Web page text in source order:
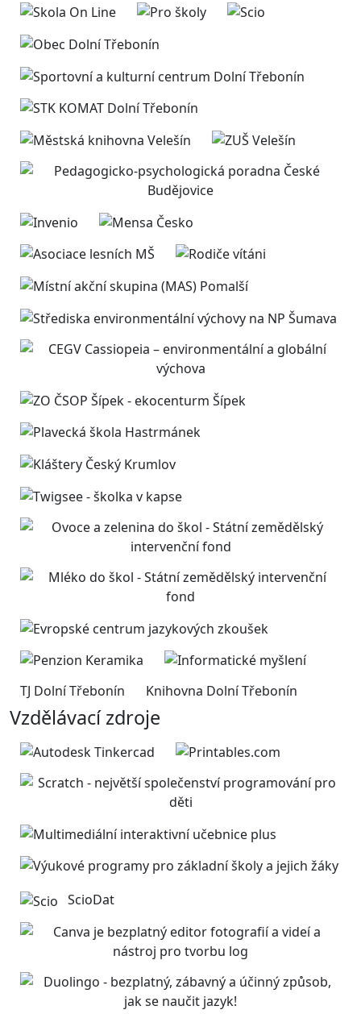
TJ Dolní Třebonín Knihovna Dolní Třebonín
Vzdělávací zdroje
ScioDat